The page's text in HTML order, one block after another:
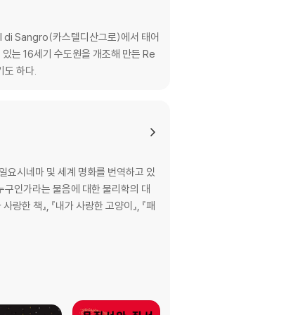
di Sangro(카스텔디산그로)에서 태어
는 16세기 수도원을 개조해 만든 Re
하다.
요시네마 및 세계 명화를 번역하고 있
랑한 책』, 『내가 사랑한 고양이』, 『패